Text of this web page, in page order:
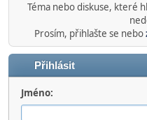
Téma nebo diskuse, které
Prosím, přihlašte se nebo
Přihlásit
Jméno: